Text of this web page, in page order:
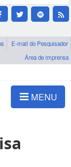
E-mail do Pesquisador
Área de imprensa
MENU